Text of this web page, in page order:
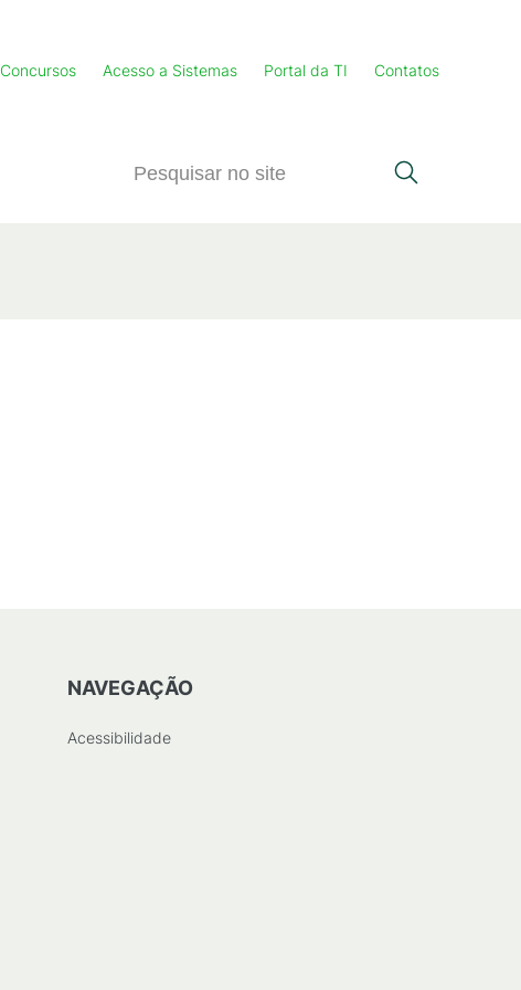
Concursos Acesso a Sistemas Portal da TI Contatos
NAVEGAÇÃO
Acessibilidade